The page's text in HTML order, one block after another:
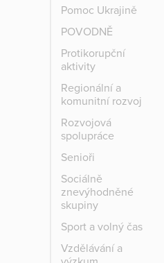
Pomoc Ukrajině
POVODNĚ
Protikorupční
aktivity
Regionální a
komunitní rozvoj
Rozvojová
spolupráce
Senioři
Sociálně
znevýhodněné
skupiny
Sport a volný čas
Vzdělávání a